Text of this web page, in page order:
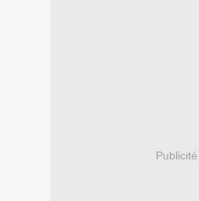
Publicité